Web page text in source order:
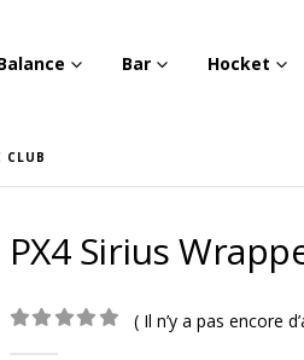
Bar Hocket
CLUB
PX4 Sirius
( Il n’y a pas encore